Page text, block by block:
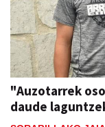
"Auzotarrek
daude